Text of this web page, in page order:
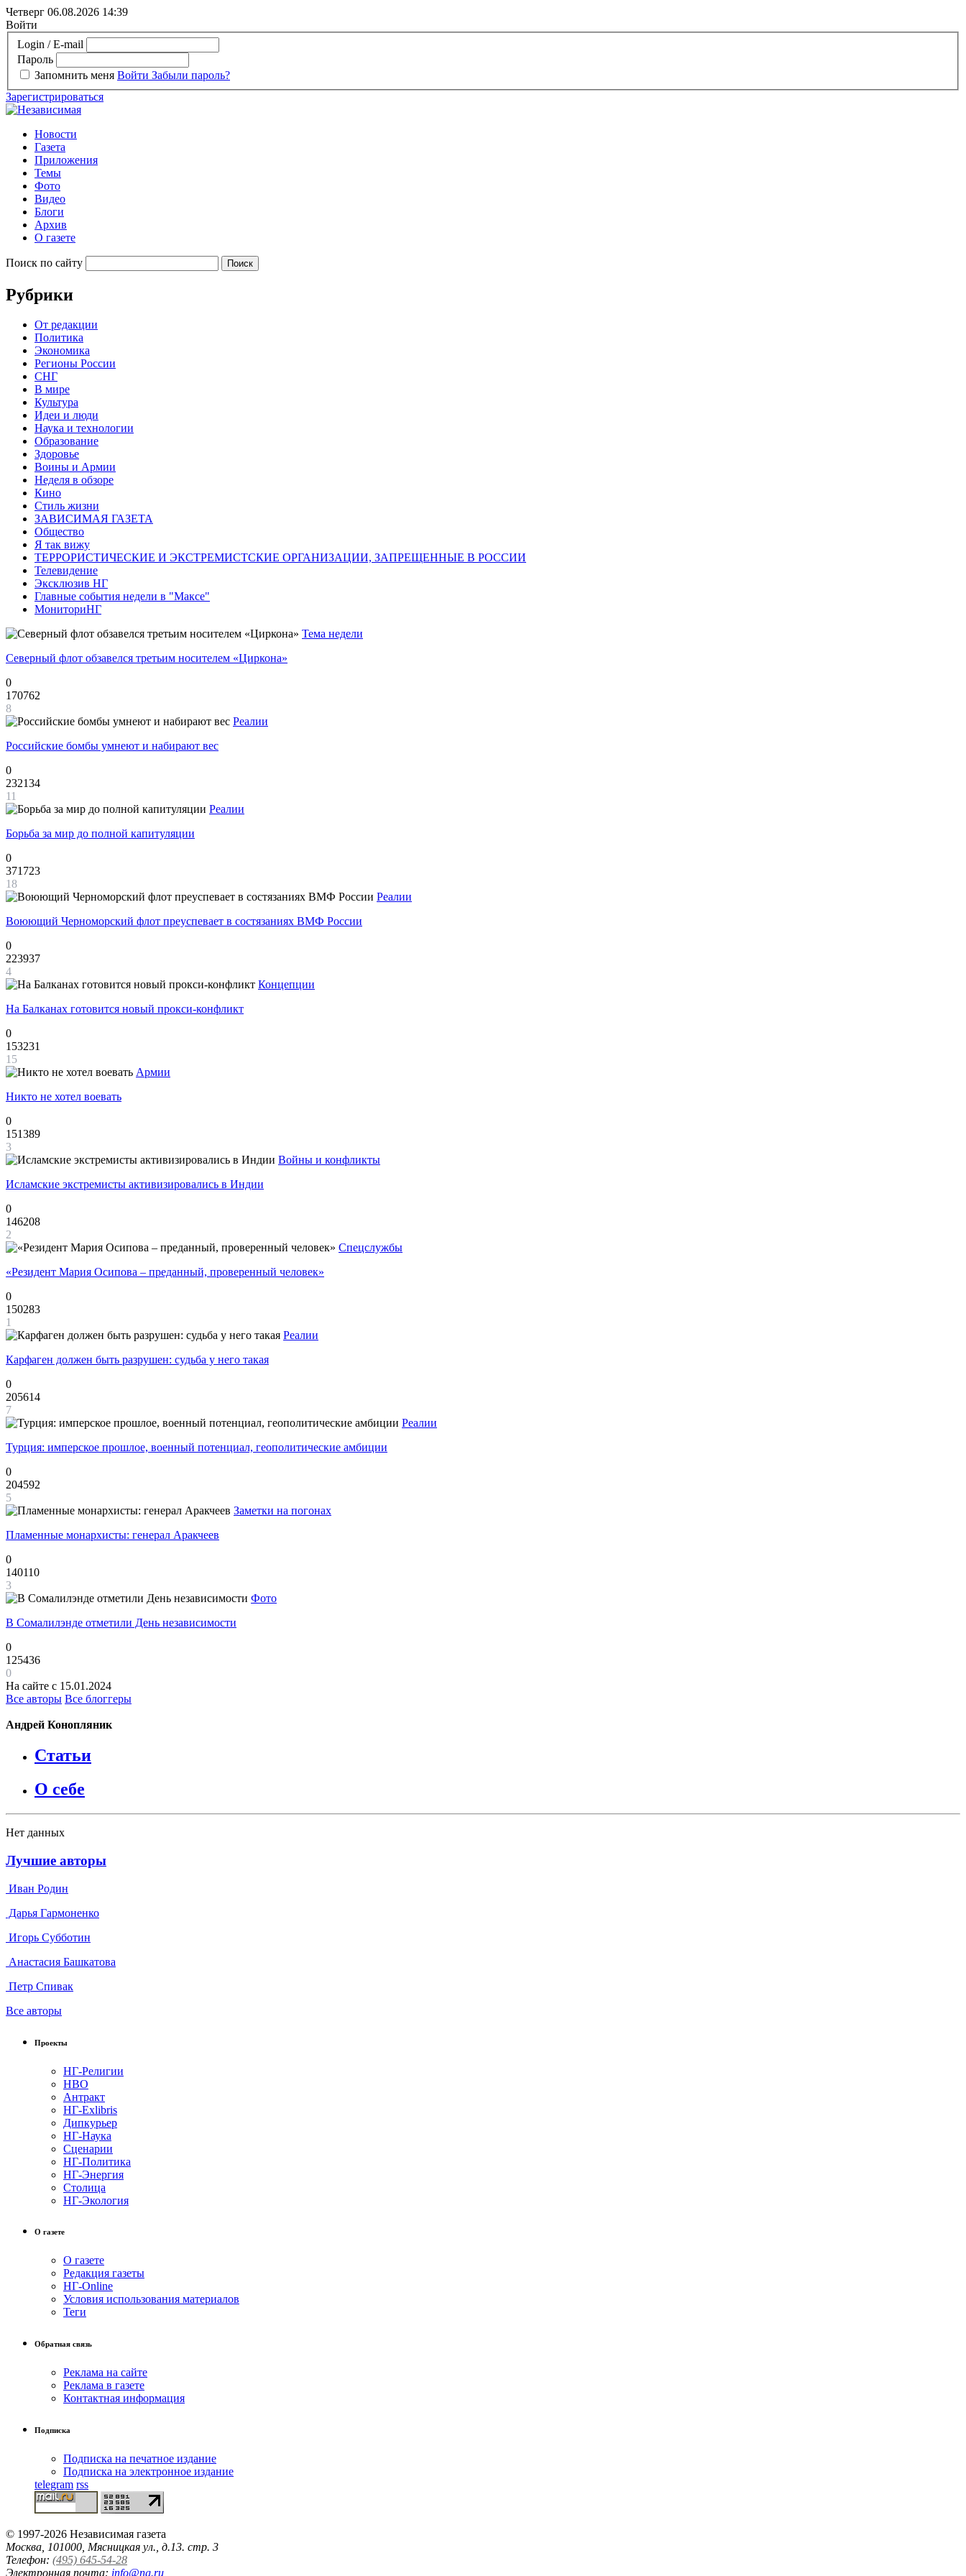
Четверг 06.08.2026 14:39
Войти
Login / E-mail
Пароль
Запомнить меня Войти Забыли пароль?
Зарегистрироваться
Новости
Газета
Приложения
Темы
Фото
Видео
Блоги
Архив
О газете
Поиск по сайту
Рубрики
От редакции
Политика
Экономика
Регионы России
СНГ
В мире
Культура
Идеи и люди
Наука и технологии
Образование
Здоровье
Воины и Армии
Неделя в обзоре
Кино
Стиль жизни
ЗАВИСИМАЯ ГАЗЕТА
Общество
Я так вижу
ТЕРРОРИСТИЧЕСКИЕ И ЭКСТРЕМИСТСКИЕ ОРГАНИЗАЦИИ, ЗАПРЕЩЕННЫЕ В РОССИИ
Телевидение
Эксклюзив НГ
Главные события недели в "Максе"
МониториНГ
Тема недели
Северный флот обзавелся третьим носителем «Циркона»
0
170762
8
Реалии
Российские бомбы умнеют и набирают вес
0
232134
11
Реалии
Борьба за мир до полной капитуляции
0
371723
18
Реалии
Воюющий Черноморский флот преуспевает в состязаниях ВМФ России
0
223937
4
Концепции
На Балканах готовится новый прокси-конфликт
0
153231
15
Армии
Никто не хотел воевать
0
151389
3
Войны и конфликты
Исламские экстремисты активизировались в Индии
0
146208
2
Спецслужбы
«Резидент Мария Осипова – преданный, проверенный человек»
0
150283
1
Реалии
Карфаген должен быть разрушен: судьба у него такая
0
205614
7
Реалии
Турция: имперское прошлое, военный потенциал, геополитические амбиции
0
204592
5
Заметки на погонах
Пламенные монархисты: генерал Аракчеев
0
140110
3
Фото
В Сомалилэнде отметили День независимости
0
125436
0
На сайте с 15.01.2024
Все авторы Все блоггеры
Андрей Конопляник
Статьи
О себе
Нет данных
Лучшие авторы
Иван Родин
Дарья Гармоненко
Игорь Субботин
Анастасия Башкатова
Петр Спивак
Все авторы
Проекты
НГ-Религии
НВО
Антракт
НГ-Exlibris
Дипкурьер
НГ-Наука
Сценарии
НГ-Политика
НГ-Энергия
Столица
НГ-Экология
О газете
О газете
Редакция газеты
НГ-Online
Условия использования материалов
Теги
Обратная связь
Реклама на сайте
Реклама в газете
Контактная информация
Подписка
Подписка на печатное издание
Подписка на электронное издание
telegram rss
© 1997-2026 Независимая газета
Москва, 101000, Мясницкая ул., д.13. стр. 3
Телефон: (495) 645-54-28
Электронная почта: info@ng.ru